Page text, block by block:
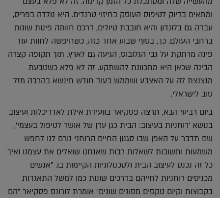
ומתאים בדיוק לטיפוס העוסק בחיזוי טרנדים. היא נולדה בפריס,
עבדה גם בלונדון והיא חובבת טיולים, דרכם חוותה פינות שונות
ברחבי העולם. כך, בסוף שבוע אחד כזה, כשחיפשה לחוות עוד
פינה מרתקת על גבי הגלובוס, הגיעה גם לארץ. תוך תקופה קצרה
הבינה שכאן היא מתכוונת להשתקע. זה לא פלא כשטבעת
מנצנצת לה על האצבע ושממש בעוד חודש תינשא בהרבה מזל
טוב לישראלי.
ביום רביעי הבא, תרצה פסקיאר בוועידת אילת לאדריכלות ועיצוב
בנושא 'רוחניות בעיצוב: הבית כגן עדן של אושר לטיפול בעצמי',
שם תדבר על האפן שבו סגנון החיים הרוחני גורם לנו לחפש
משמעות ותשובות לשאלות רבות שאנחנו שואלים את עצמנו ואיך
כל זה נכנס לעיצוב הבית ולטכנולוגיות הקיימות בו. "אנשים
מכניסים רוחניות לחייהם בדרכים שונות כמו למשל התאגדות
בקבוצות וקיום טקסים מסוגים שונים" אומרת לורונס פסקיאר "הם